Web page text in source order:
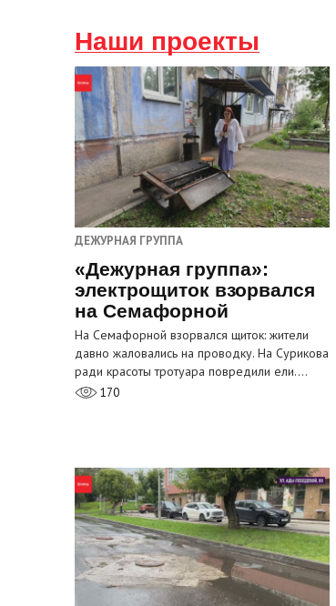
Наши проекты
ДЕЖУРНАЯ ГРУППА
«Дежурная группа»:
электрощиток взорвался
на Семафорной
На Семафорной взорвался щиток: жители
давно жаловались на проводку. На Сурикова
ради красоты тротуара повредили ели.…
170